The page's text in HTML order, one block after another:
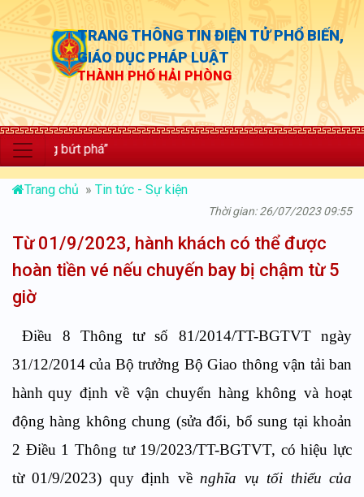
TRANG THÔNG TIN ĐIỆN TỬ PHỔ BIẾN,
GIÁO DỤC PHÁP LUẬT
THÀNH PHỐ HẢI PHÒNG
phá”
Trang chủ » Tin tức - Sự kiện
Thời gian: 26/07/2023 09:55
Từ 01/9/2023, hành khách có thể được
hoàn tiền vé nếu chuyến bay bị chậm từ 5
giờ
Điều 8 Thông tư số 81/2014/TT-BGTVT ngày
31/12/2014 của Bộ trưởng Bộ Giao thông vận tải ban
hành quy định về vận chuyển hàng không và hoạt
động hàng không chung (sửa đổi, bổ sung tại khoản
2 Điều 1 Thông tư 19/2023/TT-BGTVT, có hiệu lực
từ 01/9/2023) quy định về nghĩa vụ tối thiểu của